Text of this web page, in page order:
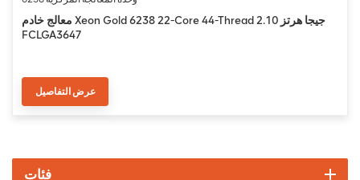
معالج خادم Xeon Gold 6238 22-Core 44-Thread 2.10 جيجا هرتز
FCLGA3647
عرض التفاصيل
فئات